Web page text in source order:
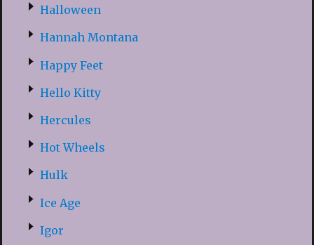
Halloween
Hannah Montana
Happy Feet
Hello Kitty
Hercules
Hot Wheels
Hulk
Ice Age
Igor